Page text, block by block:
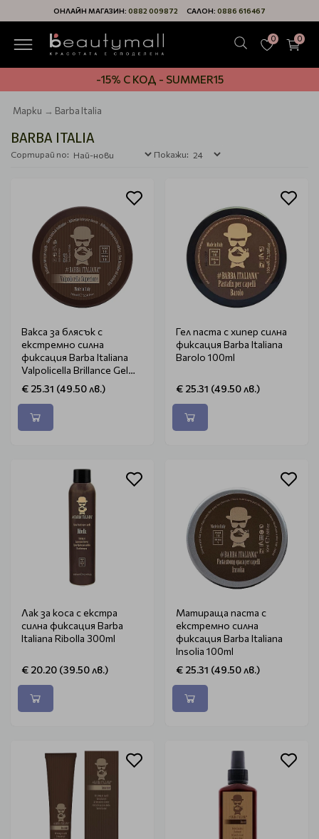
ОНЛАЙН МАГАЗИН: 0882 009872 САЛОН: 0886 616467
0 0
-15% С КОД - SUMMER15
Марки Barba Italia
BARBA ITALIA
Сортирай по: Покажи:
Вакса за блясък с
екстремно силна
фиксация Barba Italiana
Valpolicella Brillance Gel
100ml
€ 25.31 (49.50 лв.)
Гел паста с хипер силна
фиксация Barba Italiana
Barolo 100ml
€ 25.31 (49.50 лв.)
Лак за коса с екстра
силна фиксация Barba
Italiana Ribolla 300ml
€ 20.20 (39.50 лв.)
Матираща паста с
екстремно силна
фиксация Barba Italiana
Insolia 100ml
€ 25.31 (49.50 лв.)